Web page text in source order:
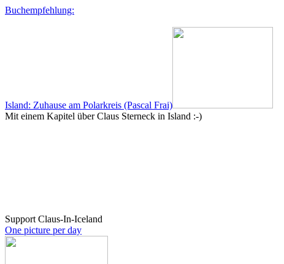
Buchempfehlung:
Island: Zuhause am Polarkreis (Pascal Frai)
Mit einem Kapitel über Claus Sterneck in Island :-)
Support Claus-In-Iceland
One picture per day